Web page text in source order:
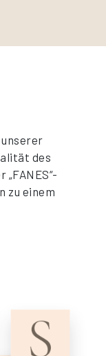
des
zu einem